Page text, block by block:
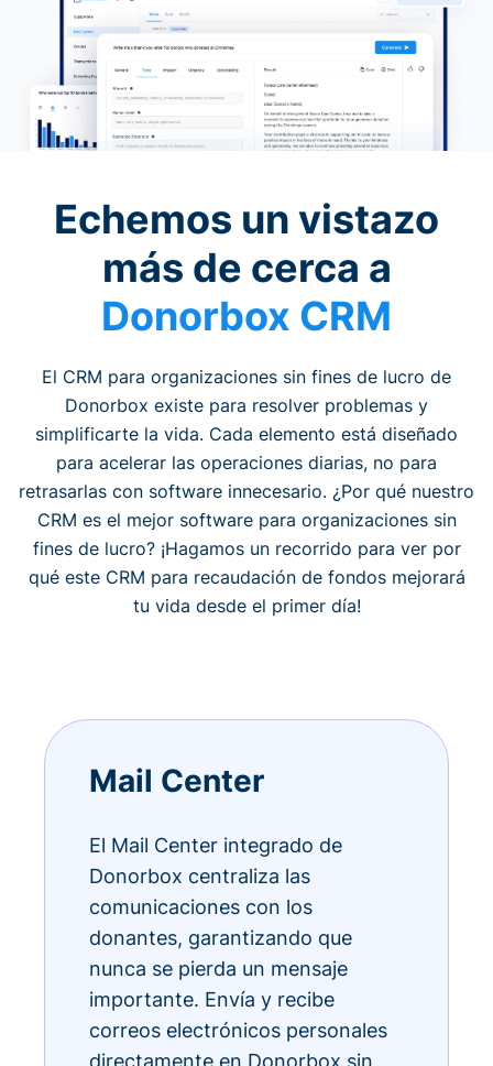
Echemos un vistazo
más de cerca a
Donorbox CRM
El CRM para organizaciones sin fines de lucro de
Donorbox existe para resolver problemas y
simplificarte la vida. Cada elemento está diseñado
para acelerar las operaciones diarias, no para
retrasarlas con software innecesario. ¿Por qué nuestro
CRM es el mejor software para organizaciones sin
fines de lucro? ¡Hagamos un recorrido para ver por
qué este CRM para recaudación de fondos mejorará
tu vida desde el primer día!
Mail Center
El Mail Center integrado de
Donorbox centraliza las
comunicaciones con los
donantes, garantizando que
nunca se pierda un mensaje
importante. Envía y recibe
correos electrónicos personales
directamente en Donorbox sin